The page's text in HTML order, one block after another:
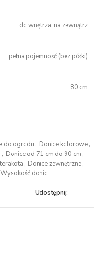
do wnętrza, na zewnątrz
pełna pojemność (bez półki)
80 cm
do ogrodu , Donice kolorowe,
, Donice od 71 cm do 90 cm ,
, Donice zewnętrzne,
Wysokość donic
Udostępnij: